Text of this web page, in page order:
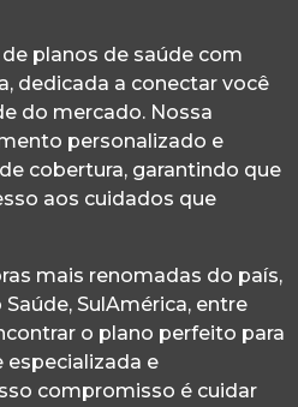
planos de saúde com
dedicada a conectar você
do mercado. Nossa
personalizado e
cobertura, garantindo que
aos cuidados que
mais renomadas do país,
SulAmérica, entre
o plano perfeito para
especializada e
compromisso é cuidar